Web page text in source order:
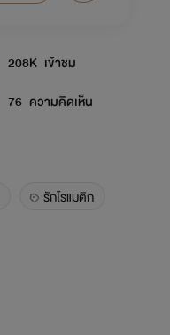
208K เข้าชม
76 ความคิดเห็น
รักโรแมติก